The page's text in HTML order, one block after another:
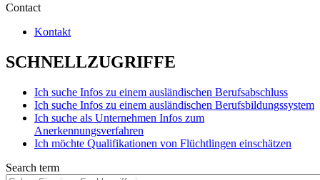
Contact
Kontakt
SCHNELLZUGRIFFE
Ich suche Infos zu einem ausländischen Berufsabschluss
Ich suche Infos zu einem ausländischen Berufsbildungssystem
Ich suche als Unternehmen Infos zum
Anerkennungsverfahren
Ich möchte Qualifikationen von Flüchtlingen einschätzen
Search term